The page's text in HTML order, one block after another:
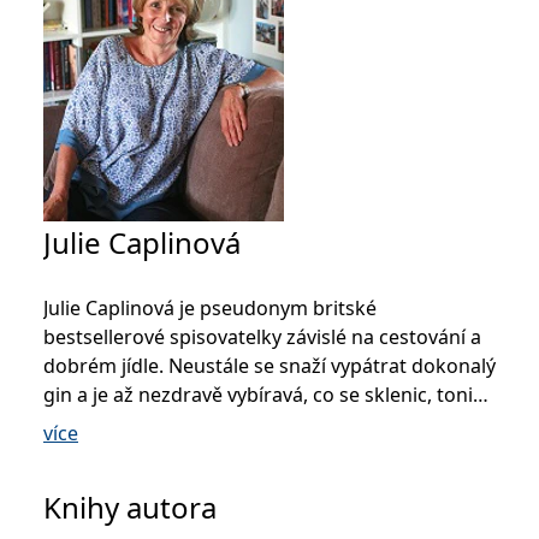
Julie Caplinová
Julie Caplinová je pseudonym britské
bestsellerové spisovatelky závislé na cestování a
dobrém jídle. Neustále se snaží vypátrat dokonalý
gin a je až nezdravě vybíravá, co se sklenic, toniku
a ozdob týče. Mezi ochutnávkami ginu napsala
více
Knihy autora